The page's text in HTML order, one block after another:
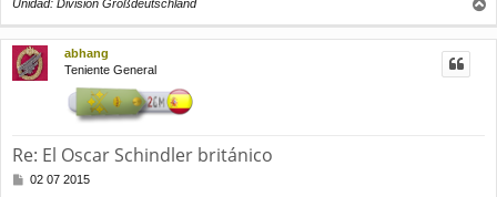
Unidad: Division Großdeutschland
r
r
abhang
Teniente General
Re: El Oscar Schindler británico
M
02 07 2015